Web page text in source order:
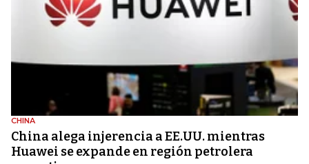
CHINA
China alega injerencia a EE.UU. mientras
Huawei se expande en región petrolera